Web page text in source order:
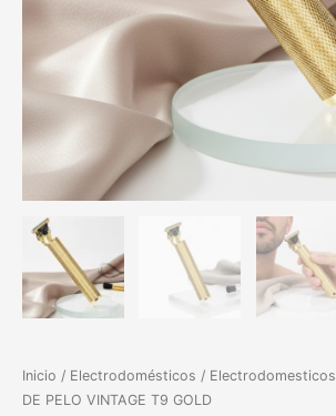
Inicio / Electrodomésticos / Electrodomesticos
DE PELO VINTAGE T9 GOLD